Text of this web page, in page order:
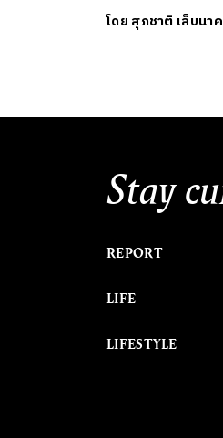
โดย สุภชาติ เล็บนาค
Stay
REPORT
LIFE
LIFESTYLE